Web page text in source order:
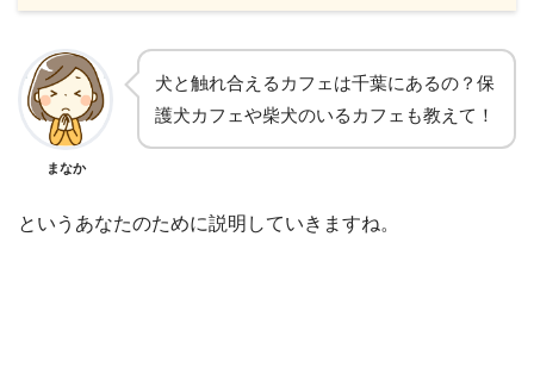
まなか
犬と触れ合えるカフェは千葉にあるの？保
護犬カフェや柴犬のいるカフェも教えて！
というあなたのために説明していきますね。